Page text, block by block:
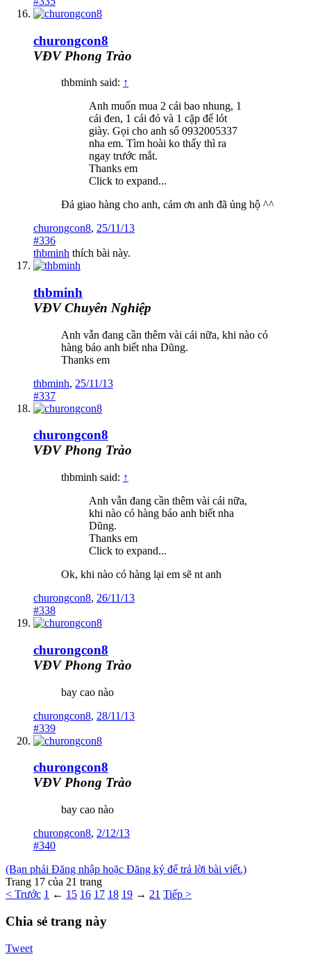
churongcon8
VĐV Phong Trào
thbminh said: ↑
Anh muốn mua 2 cái bao nhung, 1
cái đen, 1 cái đỏ và 1 cặp đế lót
giày. Gọi cho anh số 0932005337
nha em. Tìm hoài ko thấy thì ra
ngay trước mắt.
Thanks em
Click to expand...
Đả giao hàng cho anh, cảm ơn anh đã ủng hộ ^^
churongcon8, 25/11/13
#336
thbminh thích bài này.
thbminh
VĐV Chuyên Nghiệp
Anh vẫn đang cần thêm vài cái nữa, khi nào có
hàng báo anh biết nha Dũng.
Thanks em
thbminh, 25/11/13
#337
churongcon8
VĐV Phong Trào
thbminh said: ↑
Anh vẫn đang cần thêm vài cái nữa,
khi nào có hàng báo anh biết nha
Dũng.
Thanks em
Click to expand...
Ok, khi nào có hàng lại em sẽ nt anh
churongcon8, 26/11/13
#338
churongcon8
VĐV Phong Trào
bay cao nào
churongcon8, 28/11/13
#339
churongcon8
VĐV Phong Trào
bay cao nào
churongcon8, 2/12/13
#340
(Bạn phải Đăng nhập hoặc Đăng ký để trả lời bài viết.)
Trang 17 của 21 trang
< Trước 1 ← 15 16 17 18 19 → 21 Tiếp >
Chia sẻ trang này
Tweet